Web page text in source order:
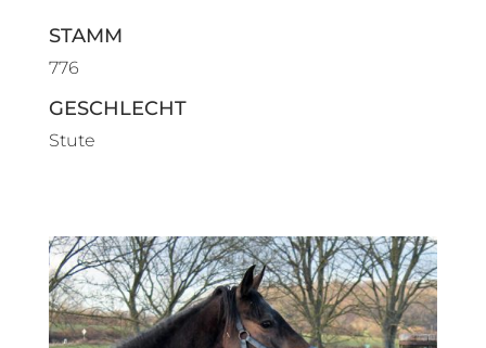
STAMM
776
GESCHLECHT
Stute